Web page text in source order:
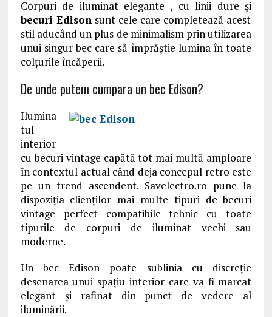
Corpuri de iluminat elegante , cu linii dure și
becuri Edisonsunt cele care completează acest
stil aducând un plus de minimalism prin utilizarea
unui singur bec care să împrăștie lumina în toate
colțurile încăperii.
De unde putem cumpara un bec Edison?
Ilumina
tul
interior
cu becuri vintage capătă tot mai multă amploare
în contextul actual când deja concepul retro este
pe un trend ascendent. Savelectro.ro pune la
dispoziția clienților mai multe tipuri de becuri
vintage perfect compatibile tehnic cu toate
tipurile de corpuri de iluminat vechi sau
moderne.
Un bec Edison poate sublinia cu discreție
desenarea unui spațiu interior care va fi marcat
elegant și rafinat din punct de vedere al
iluminării.